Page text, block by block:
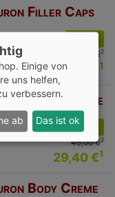
Filler Caps
2
43,00 €2
25,48 € 1
Refill Creme
-35%
45,00 €2
29,40 €1
Body Creme
Einige von
uns helfen,
verbessern.
ab Das ist ok